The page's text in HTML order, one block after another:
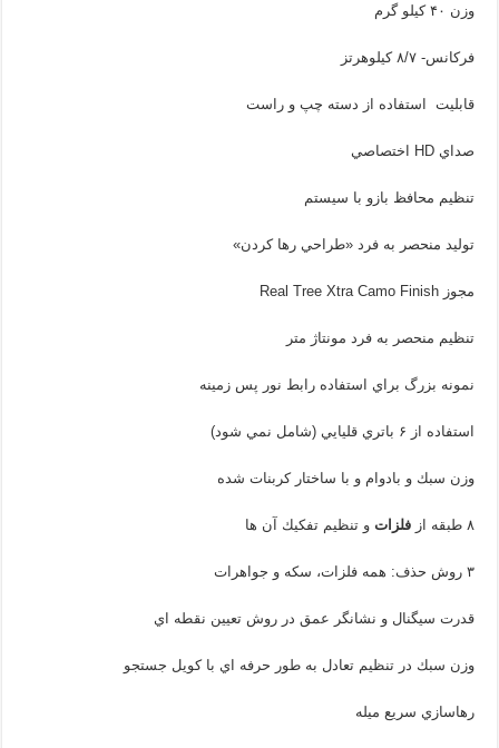
وزن ۴۰ کیلو گرم
فركانس- ۸/۷ كيلوهرتز
قابلیت استفاده از دسته چپ و راست
صدايHD اختصاصي
تنظيم محافظ بازو با سيستم
توليد منحصر به فرد «طراحي رها كردن»
مجوزReal Tree Xtra Camo Finish
تنظيم منحصر به فرد مونتاژ متر
نمونه بزرگ براي استفاده رابط نور پس زمينه
استفاده از ۶ باتري قليايي (شامل نمي شود)
وزن سبك و بادوام و با ساختار كربنات شده
۸ طبقه از فلزات و تنظيم تفكيك آن ها
۳ روش حذف: همه فلزات، سكه و جواهرات
قدرت سيگنال و نشانگر عمق در روش تعيين نقطه اي
وزن سبك در تنظيم تعادل به طور حرفه اي با كويل جستجو
رهاسازي سريع ميله